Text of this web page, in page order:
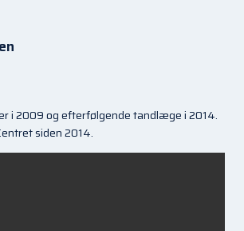
i 2009 og efterfølgende tandlæge i 2014.
siden 2014.